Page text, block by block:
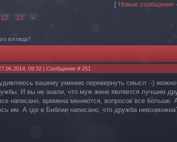
[ Новые сообщения ·
12 13
»
взгляда?
09:32 | Сообщение # 251
вашему умению перевернуть смысл :-)
И вы не знали, что муж жене является лучшим
написано, времена меняются, вопросов все больше.
им. А где в Библии написано, что дружба